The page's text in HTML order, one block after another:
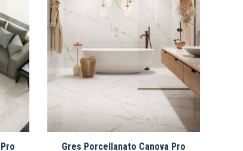
Gres Porcellanato Canova Pro